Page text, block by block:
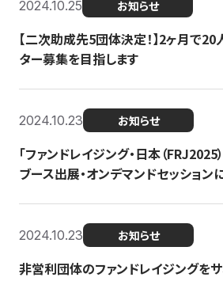
2024.10.25 お知らせ
【二次助成先5団体決定！】2ヶ月で
ター募集を目指します
2024.10.23 お知らせ
「ファンドレイジング・日本（FRJ2025
ブース出展・オンデマンドセッション
2024.10.23 お知らせ
非営利団体のファンドレイジングを